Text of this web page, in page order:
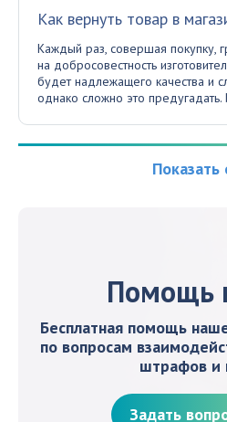
Как вернуть товар в
Каждый раз, совершая покупку,
на добросовестность
будет надлежащего качества и
однако сложно это предугадать.
Помощь
Бесплатная помощь
по вопросам
штрафов и
Задать